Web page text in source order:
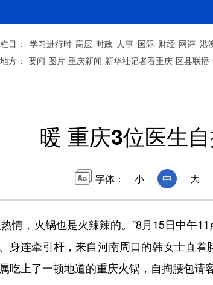
目： 学习进行时 高层 时政 人事 国际 财经 网评 港
方： 要闻 图片 重庆新闻 新华社记者看重庆 区县联播
暖 重庆3位医生
字体： 小 中 大
，火锅也是火辣辣的。”8月15日中午
身连牵引杆，来自河南周口的韩女士直
吃上了一顿地道的重庆火锅，自掏腰包请